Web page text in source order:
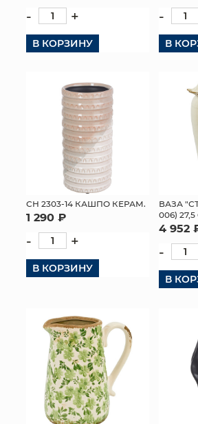
КОРЗИНЫ
ЯЩИКИ
ИСКУССТВЕННЫЕ
ПОДАРОЧНЫЕ КАРТЫ
ОПТОВЫМ
ДОСТАВКА И ОПЛАТА
КОНТАКТЫ
- +
В КОРЗИНУ
-
В
СН 2303-14 КАШПО КЕРАМ.
1 290 ₽
- +
В КОРЗИНУ
ВАЗА
006)
4 952
-
В